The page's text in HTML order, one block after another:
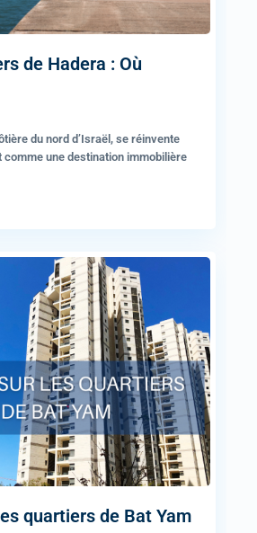
de Hadera : Où
du nord d’Israël, se réinvente
une destination immobilière
quartiers de Bat Yam